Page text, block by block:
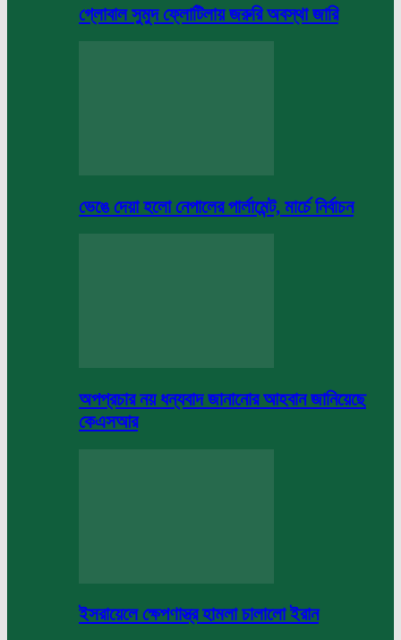
গ্লোবাল সুমুদ ফ্লোটিলায় জরুরি অবস্থা জারি
ভেঙে দেয়া হলো নেপালের পার্লামেন্ট, মার্চে নির্বাচন
অপপ্রচার নয় ধন্যবাদ জানানোর আহবান জানিয়েছে
কেএসআর
ইসরায়েলে ক্ষেপণাস্ত্র হামলা চালালো ইরান